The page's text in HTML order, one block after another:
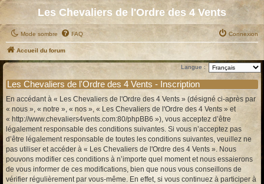
Les Chevaliers de l'Ordre des 4 Vents
Mode sombre FAQ Connexion
Accueil du forum
Langue :
Les Chevaliers de l'Ordre des 4 Vents - Inscription
En accédant à « Les Chevaliers de l'Ordre des 4 Vents » (désigné ci-après par
« nous », « notre », « nos », « Les Chevaliers de l'Ordre des 4 Vents » et
« http://www.chevaliers4vents.com:80/phpBB6 »), vous acceptez d’être
légalement responsable des conditions suivantes. Si vous n’acceptez pas
d’être légalement responsable de toutes les conditions suivantes, veuillez ne
pas utiliser et accéder à « Les Chevaliers de l'Ordre des 4 Vents ». Nous
pouvons modifier ces conditions à n’importe quel moment et nous essaierons
de vous informer de ces modifications, bien que nous vous conseillons de
vérifier régulièrement par vous-même. En effet, si vous continuez à participer à